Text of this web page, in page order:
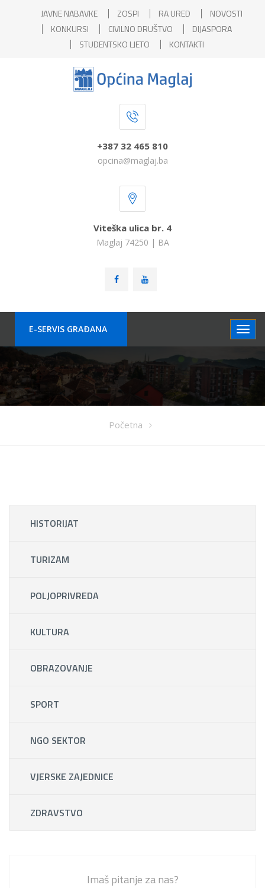
JAVNE NABAVKE ZOSPI RA URED
NOVOSTI
KONKURSI
CIVILNO DRUŠTVO
DIJASPORA
STUDENTSKO LJETO
KONTAKTI
+387 32 465 810
opcina@maglaj.ba
Viteška ulica br. 4
Maglaj 74250 | BA
E-SERVIS GRAÐANA
Početna
HISTORIJAT
TURIZAM
POLJOPRIVREDA
KULTURA
OBRAZOVANJE
SPORT
NGO SEKTOR
VJERSKE ZAJEDNICE
ZDRAVSTVO
Imaš pitanje za nas?